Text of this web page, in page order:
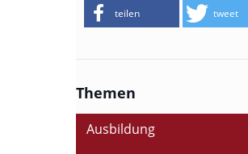
teilen tweet
Themen
Ausbildung